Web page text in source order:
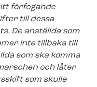
förfogande
till dessa
De anställda som
inte tillbaka till
som ska komma
och låter
som skulle